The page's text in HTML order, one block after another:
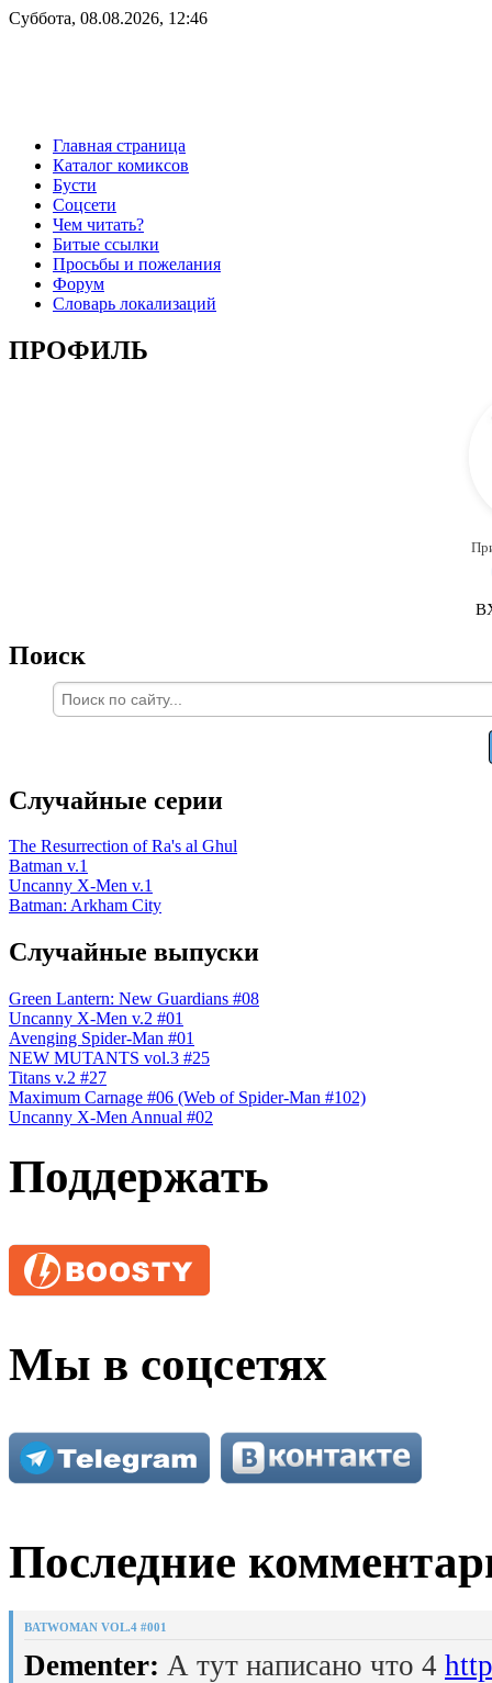
Суббота, 08.08.2026, 12:46
Главная страница
Каталог комиксов
Бусти
Соцсети
Чем читать?
Битые ссылки
Просьбы и пожелания
Форум
Словарь локализаций
ПРОФИЛЬ
Поиск
Случайные серии
The Resurrection of Ra's al Ghul
Batman v.1
Uncanny X-Men v.1
Batman: Arkham City
Случайные выпуски
Green Lantern: New Guardians #08
Uncanny X-Men v.2 #01
Avenging Spider-Man #01
NEW MUTANTS vol.3 #25
Titans v.2 #27
Maximum Carnage #06 (Web of Spider-Man #102)
Uncanny X-Men Annual #02
Поддержать
Мы в соцсетях
Последние
BATWOMAN VOL.4 #001
Dementer: А тут написано что 4